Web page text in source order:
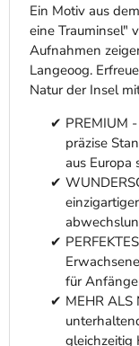
Ein Motiv aus
eine Trauminsel"
Aufnahmen
Langeoog.
Natur der Insel
PREMIUM
präzise
aus Europa
für
MEHR ALS
gleichzeitig